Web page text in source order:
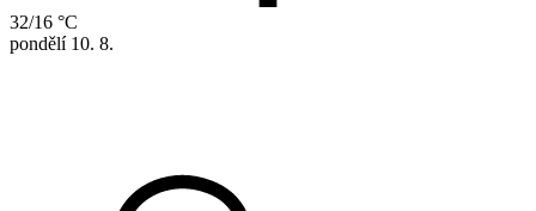
32/16 °C
pondělí 10. 8.